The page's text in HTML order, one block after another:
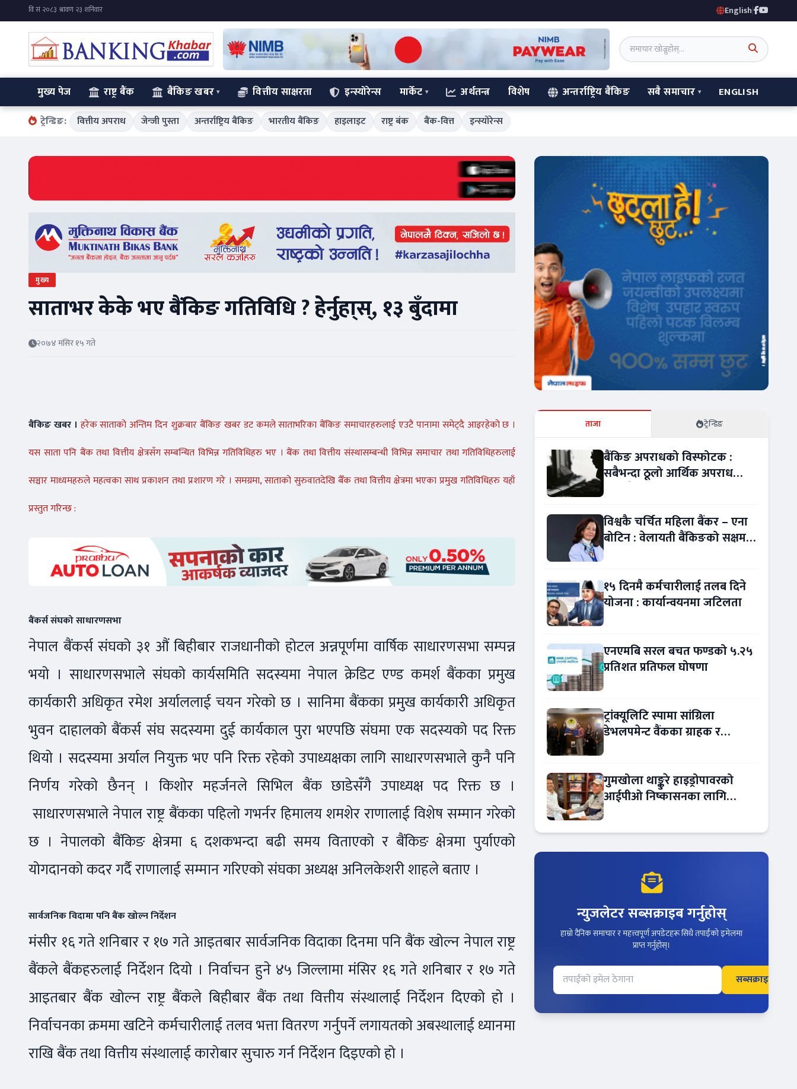
English|
मुख्य पेज राष्ट्र बैंक बैंकिङ खबर वित्तीय साक्षरता इन्स्योरेन्स मार्केट अर्थतन्त्र विशेष अन्तर्राष्ट्रिय बैंकिङ सबै समाचार ENGLISH
ट्रेन्डिङ: वित्तीय अपराध जेन्जी पुस्ता अन्तर्राष्ट्रिय बैंकिङ भारतीय बैंकिङ हाइलाइट राष्ट्र बंक बैंक-वित्त इन्स्योरेन्स
मुख्य
साताभर केके भए बैंकिङ गतिविधि ? हेर्नुहा्स्, १३ बुँदामा
२०७४ मंसिर १५ गते
बैंकिङ खबर । हरेक साताको अन्तिम दिन शुक्रबार बैंकिङ खबर डट कमले साताभरिका बैंकिङ समाचारहरुलाई एउटै पानामा समेट्दै आइरहेको छ ।
यस साता पनि बैंक तथा वित्तीय क्षेत्रसँग सम्बन्धित विभिन्न गतिविधिहरु भए । बैंक तथा वित्तीय संस्थासम्बन्धी विभिन्न समाचार तथा गतिविधिहरुलाई
सञ्चार माध्यमहरुले महत्वका साथ प्रकाशन तथा प्रशारण गरे । समग्रमा, साताको सुरुवातदेखि बैँक तथा वित्तीय क्षेत्रमा भएका प्रमुख गतिविधिहरु यहाँ
प्रस्तुत गरिन्छ :
बैंकर्स संघको साधारणसभा
नेपाल बैंकर्स संघको ३१ औं बिहीबार राजधानीको होटल अन्नपूर्णमा वार्षिक साधारणसभा सम्पन्न
भयो । साधारणसभाले संघको कार्यसमिति सदस्यमा नेपाल क्रेडिट एण्ड कमर्श बैंकका प्रमुख
कार्यकारी अधिकृत रमेश अर्याललाई चयन गरेको छ । सानिमा बैंकका प्रमुख कार्यकारी अधिकृत
भुवन दाहालको बैंकर्स संघ सदस्यमा दुई कार्यकाल पुरा भएपछि संघमा एक सदस्यको पद रिक्त
थियो । सदस्यमा अर्याल नियुक्त भए पनि रिक्त रहेको उपाध्यक्षका लागि साधारणसभाले कुनै पनि
निर्णय गरेको छैनन् । किशोर महर्जनले सिभिल बैंक छाडेसँगै उपाध्यक्ष पद रिक्त छ ।
साधारणसभाले नेपाल राष्ट्र बैंकका पहिलो गभर्नर हिमालय शमशेर राणालाई विशेष सम्मान गरेको
छ । नेपालको बैंकिङ क्षेत्रमा ६ दशकभन्दा बढी समय विताएको र बैंकिङ क्षेत्रमा पुर्याएको
योगदानको कदर गर्दै राणालाई सम्मान गरिएको संघका अध्यक्ष अनिलकेशरी शाहले बताए ।
सार्वजनिक विदामा पनि बैंक खोल्न निर्देशन
मंसीर १६ गते शनिबार र १७ गते आइतबार सार्वजनिक विदाका दिनमा पनि बैंक खोल्न नेपाल राष्ट्र
बैंकले बैंकहरुलाई निर्देशन दियो । निर्वाचन हुने ४५ जिल्लामा मंसिर १६ गते शनिबार र १७ गते
आइतबार बैंक खोल्न राष्ट्र बैंकले बिहीबार बैंक तथा वित्तीय संस्थालाई निर्देशन दिएको हो ।
निर्वाचनका क्रममा खटिने कर्मचारीलाई तलव भत्ता वितरण गर्नुपर्ने लगायतको अबस्थालाई ध्यानमा
राखि बैंक तथा वित्तीय संस्थालाई कारोबार सुचारु गर्न निर्देशन दिइएको हो ।
ताजा ट्रेन्डिङ
बैंकिङ अपराधको विस्फोटक :
सबैभन्दा ठूलो आर्थिक अपराध
विश्वकै चर्चित महिला बैंकर – एना
बोटिन : वेलायती बैंकिङको सक्षम
१५ दिनमै कर्मचारीलाई तलब दिने
योजना : कार्यान्वयनमा जटिलता
एनएमबि सरल बचत फण्डको ५.२५
प्रतिशत प्रतिफल घोषणा
ट्रांक्यूलिटि स्पामा सांग्रिला
डेभलपमेन्ट वैंकका ग्राहक र
गुमखोला थाङ्कुरे हाइड्रोपावरको
आईपीओ निष्कासनका लागि
न्युजलेटर सब्सक्राइब गर्नुहोस्
हाम्रो दैनिक समाचार र महत्त्वपूर्ण अपडेटहरू सिधै तपाईंको इमेलमा
प्राप्त गर्नुहोस्।
सब्सक्राइब